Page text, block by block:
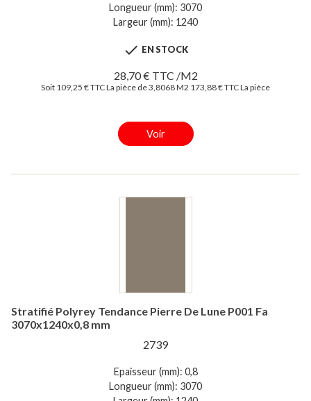
Longueur (mm): 3070
Largeur (mm): 1240
 EN STOCK
28,70 € TTC /M2
Soit 109,25 € TTC La pièce de 3,8068 M2 173,88 € TTC La pièce
Voir
Stratifié Polyrey Tendance Pierre De Lune P001 Fa
3070x1240x0,8 mm
2739
Epaisseur (mm): 0,8
Longueur (mm): 3070